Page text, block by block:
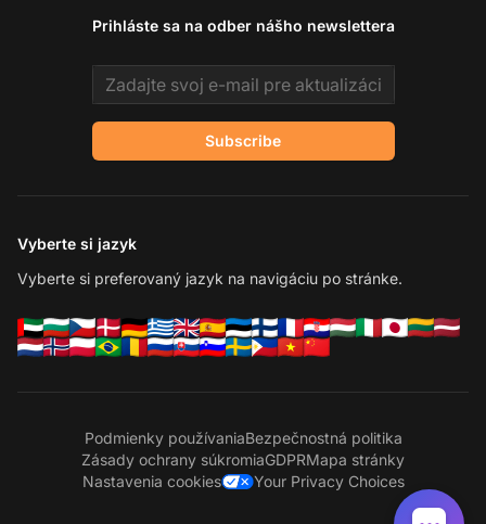
Prihláste sa na odber nášho newslettera
Email address
Subscribe
Vyberte si jazyk
Vyberte si preferovaný jazyk na navigáciu po stránke.
Podmienky používaniaBezpečnostná politika
Zásady ochrany súkromiaGDPRMapa stránky
Nastavenia cookies
Your Privacy Choices